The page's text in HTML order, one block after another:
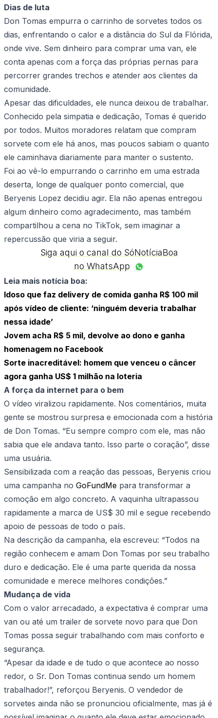
Dias de luta
Don Tomas empurra o carrinho de sorvetes todos os
dias, enfrentando o calor e a distância do Sul da Flórida,
onde vive. Sem dinheiro para comprar uma van, ele
conta apenas com a força das próprias pernas para
percorrer grandes trechos e atender aos clientes da
comunidade.
Apesar das dificuldades, ele nunca deixou de trabalhar.
Conhecido pela simpatia e dedicação, Tomas é querido
por todos. Muitos moradores relatam que compram
sorvete com ele há anos, mas poucos sabiam o quanto
ele caminhava diariamente para manter o sustento.
Foi ao vê-lo empurrando o carrinho em uma estrada
deserta, longe de qualquer ponto comercial, que
Beryenis Lopez decidiu agir. Ela não apenas entregou
algum dinheiro como agradecimento, mas também
compartilhou a cena no TikTok, sem imaginar a
repercussão que viria a seguir.
Siga aqui o canal do SóNotíciaBoa
no WhatsApp
Leia mais notícia boa:
Idoso que faz delivery de comida ganha R$ 100 mil
após vídeo de cliente: ‘ninguém deveria trabalhar
nessa idade’
Jovem acha R$ 5 mil, devolve ao dono e ganha
homenagem no Facebook
Sorte inacreditável: homem que venceu o câncer
agora ganha US$ 1 milhão na loteria
A força da internet para o bem
O vídeo viralizou rapidamente. Nos comentários, muita
gente se mostrou surpresa e emocionada com a história
de Don Tomas. “Eu sempre compro com ele, mas não
sabia que ele andava tanto. Isso parte o coração”, disse
uma usuária.
Sensibilizada com a reação das pessoas, Beryenis criou
uma campanha no GoFundMe para transformar a
comoção em algo concreto. A vaquinha ultrapassou
rapidamente a marca de US$ 30 mil e segue recebendo
apoio de pessoas de todo o país.
Na descrição da campanha, ela escreveu: “Todos na
região conhecem e amam Don Tomas por seu trabalho
duro e dedicação. Ele é uma parte querida da nossa
comunidade e merece melhores condições.”
Mudança de vida
Com o valor arrecadado, a expectativa é comprar uma
van ou até um trailer de sorvete novo para que Don
Tomas possa seguir trabalhando com mais conforto e
segurança.
“Apesar da idade e de tudo o que acontece ao nosso
redor, o Sr. Don Tomas continua sendo um homem
trabalhador!”, reforçou Beryenis. O vendedor de
sorvetes ainda não se pronunciou oficialmente, mas já é